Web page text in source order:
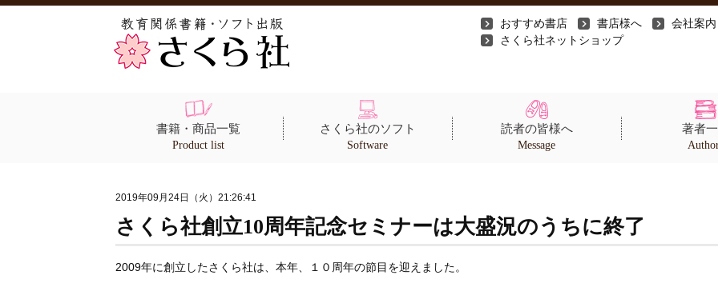
おすすめ書店 書店様へ
会社案内
さくら社ネットショップ
書籍・商品一覧
Product list
さくら社のソフト
Software
読者の皆様へ
Message
著者
2019年09月24日（火）21:26:41
さくら社創立10周年記念セミナーは大盛況のうちに終了
2009年に創立したさくら社は、本年、１０周年の節目を迎えました。